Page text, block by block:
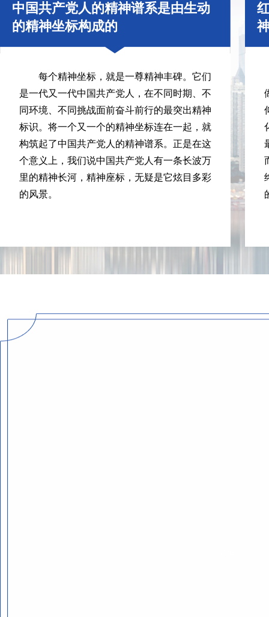
中国共产党人的精神谱系是由生动
的精神坐标构成的
每个精神坐标，就是一尊精神丰碑。它们
是一代又一代中国共产党人，在不同时期、不
同环境、不同挑战面前奋斗前行的最突出精神
标识。将一个又一个的精神坐标连在一起，就
构筑起了中国共产党人的精神谱系。正是在这
个意义上，我们说中国共产党人有一条长波万
里的精神长河，精神座标，无疑是它炫目多彩
的风景。